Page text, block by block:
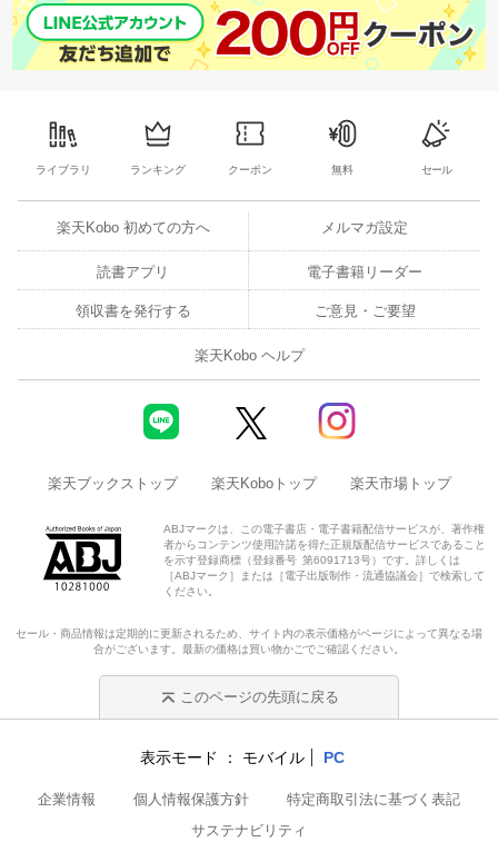
ライブラリ ランキング クーポン 無料 セール
楽天Kobo 初めての方へ メルマガ設定
読書アプリ 電子書籍リーダー
領収書を発行する ご意見・ご要望
楽天Kobo ヘルプ
楽天ブックストップ 楽天Koboトップ 楽天市場トップ
ABJマークは、この電子書店・電子書籍配信サービスが、著作権
者からコンテンツ使用許諾を得た正規版配信サービスであること
を示す登録商標（登録番号 第6091713号）です。詳しくは
［ABJマーク］または［電子出版制作・流通協議会］で検索して
ください。
セール・商品情報は定期的に更新されるため、サイト内の表示価格がページによって異なる場
合がございます。最新の価格は買い物かごでご確認ください。
このページの先頭に戻る
表示モード モバイル PC
企業情報 個人情報保護方針
特定商取引法に基づく表記
サステナビリティ